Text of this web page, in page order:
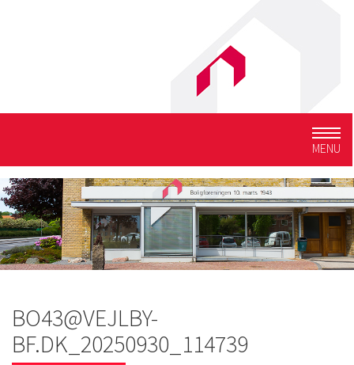
MENU
BO43@VEJLBY-
BF.DK_20250930_114739